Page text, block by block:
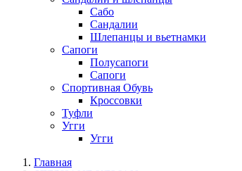
Сабо
Сандалии
Шлепанцы и вьетнамки
Сапоги
Полусапоги
Сапоги
Спортивная Обувь
Кроссовки
Туфли
Угги
Угги
Главная